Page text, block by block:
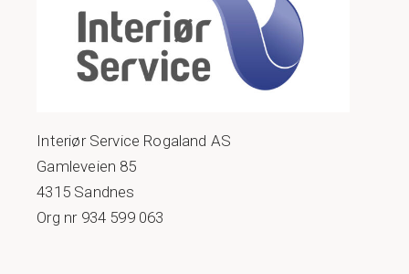
Interiør Service Rogaland AS
Gamleveien 85
4315 Sandnes
Org nr 934 599 063